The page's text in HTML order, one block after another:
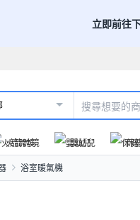
立即前往
火箭跨境 嬰幼兒 保
浴室暖氣機